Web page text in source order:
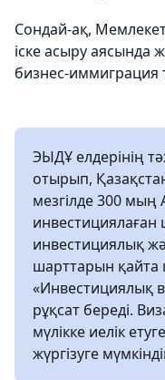
Сондай-ақ,
іске асыру
бизнес-иммиграция
ЭЫДҰ елдерінің
отырып,
мезгілде 300
инвестициялаған
инвестициялық
шарттарын қайта
«Инвестициялық
рұқсат береді.
мүлікке иелік
жүргізуге